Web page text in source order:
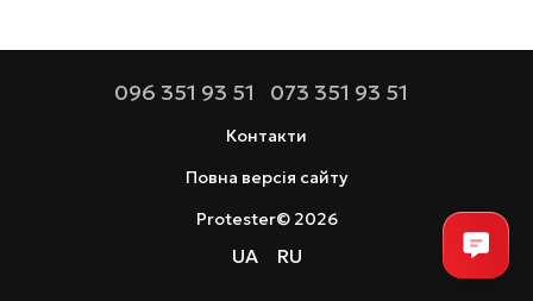
096 351 93 51 073 351 93 51
Контакти
Повна версія сайту
Protester© 2026
UA RU